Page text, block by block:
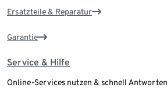
Ersatzteile & Reparatur
Garantie
Service & Hilfe
Online-Services nutzen & schnell